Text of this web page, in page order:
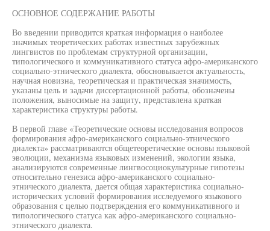
ОСНОВНОЕ СОДЕРЖАНИЕ РАБОТЫ
Во введении приводится краткая информация о наиболее
значимых теоретических работах известных зарубежных
лингвистов по проблемам структурной организации,
типологического и коммуникативного статуса афро-американского
социально-этнического диалекта, обосновывается актуальность,
научная новизна, теоретическая и практическая значимость,
указаны цель и задачи диссертационной работы, обозначены
положения, выносимые на защиту, представлена краткая
характеристика структуры работы.
В первой главе «Теоретические основы исследования вопросов
формирования афро-американского социально-этнического
диалекта» рассматриваются общетеоретические основы языковой
эволюции, механизма языковых изменений, экологии языка,
анализируются современные лингвосоциокультурные гипотезы
относительно генезиса афро-американского социально-
этнического диалекта, дается общая характеристика социально-
исторических условий формирования исследуемого языкового
образования с целью подтверждения его коммуникативного и
типологического статуса как афро-американского социально-
этнического диалекта.